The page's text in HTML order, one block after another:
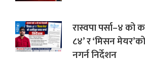
रास्वपा पर्सा–४ को
८४’ र ‘मिसन
नगर्न निर्देशन